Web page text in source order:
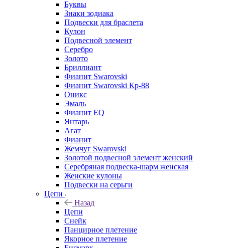
Буквы
Знаки зодиака
Подвески для браслета
Кулон
Подвесной элемент
Серебро
Золото
Бриллиант
Фианит Swarovski
Фианит Swarovski Кр-88
Оникс
Эмаль
Фианит EQ
Янтарь
Агат
Фианит
Жемчуг Swarovski
Золотой подвесной элемент женcкий
Серебряная подвеска-шарм женская
Женские кулоны
Подвески на серьги
Цепи
Назад
Цепи
Снейк
Панцирное плетение
Якорное плетение